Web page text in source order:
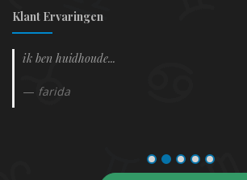
Klant Ervaringen
Ik chat al een tijdje met Jean Paul en voelde al